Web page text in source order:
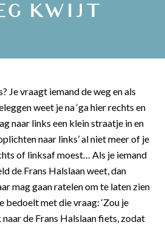
KWIJT…
Je vraagt iemand de weg en als
weet je na ‘ga hier rechts en
naar links een klein straatje in en
naar links’ al niet meer of je
of linksaf moest… Als je iemand
de Frans Halslaan weet, dan
mag gaan ratelen om te laten zien
bedoelt met die vraag: ‘Zou je
de Frans Halslaan fiets, zodat